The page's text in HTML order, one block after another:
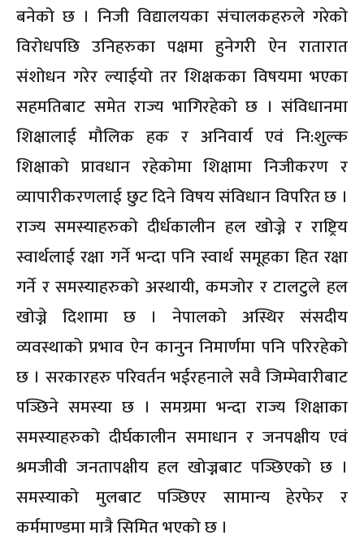
बनेको छ । निजी विद्यालयका संचालकहरुले गरेको
विरोधपछि उनिहरुका पक्षमा हुनेगरी ऐन रातारात
संशोधन गरेर ल्याईयो तर शिक्षकका विषयमा भएका
सहमतिबाट समेत राज्य भागिरहेको छ । संविधानमा
शिक्षालाई मौलिक हक र अनिवार्य एवं नि:शुल्क
शिक्षाको प्रावधान रहेकोमा शिक्षामा निजीकरण र
व्यापारीकरणलाई छुट दिने विषय संविधान विपरित छ ।
राज्य समस्याहरुको दीर्धकालीन हल खोज्ने र राष्ट्रिय
स्वार्थलाई रक्षा गर्ने भन्दा पनि स्वार्थ समूहका हित रक्षा
गर्ने र समस्याहरुको अस्थायी, कमजोर र टालटुले हल
खोज्ने दिशामा छ । नेपालको अस्थिर संसदीय
व्यवस्थाको प्रभाव ऐन कानुन निमार्णमा पनि परिरहेको
छ । सरकारहरु परिवर्तन भईरहनाले सवै जिम्मेवारीबाट
पञ्छिने समस्या छ । समग्रमा भन्दा राज्य शिक्षाका
समस्याहरुको दीर्घकालीन समाधान र जनपक्षीय एवं
श्रमजीवी जनतापक्षीय हल खोज्नबाट पञ्छिएको छ ।
समस्याको मुलबाट पञ्छिएर सामान्य हेरफेर र
कर्ममाण्डमा मात्रै सिमित भएको छ ।